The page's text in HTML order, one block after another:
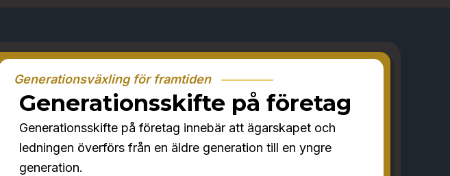
Generationsväxling för framtiden
Generationsskifte på företag
Generationsskifte på företag innebär att ägarskapet och
ledningen överförs från en äldre generation till en yngre
generation.